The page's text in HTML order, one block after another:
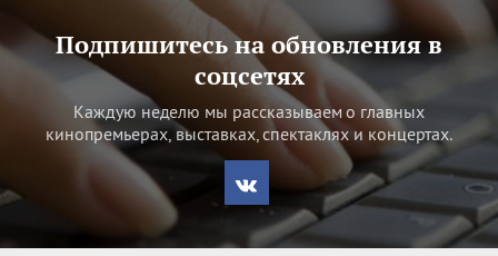
Подпишитесь на обновления в
соцсетях
Каждую неделю мы рассказываем о главных
кинопремьерах, выставках, спектаклях и концертах.